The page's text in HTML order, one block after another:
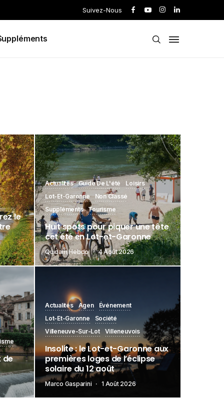
Suivez-Nous
le
Actualités Guide De L'été
Loisirs
Lot-Et-Garonne
Non Classé
Suppléments
Tourisme
Huit spots pour piquer une tête
cet été en Lot-et-Garonne
Quidam Hebdo 4 Août 2026
de
Actualités Agen
Événement
Lot-Et-Garonne
Société
Villeneuve-Sur-Lot
Villeneuvois
Insolite : le Lot-et-Garonne aux
premières loges de l’éclipse
solaire du 12 août
Marco Gasparini 1 Août 2026